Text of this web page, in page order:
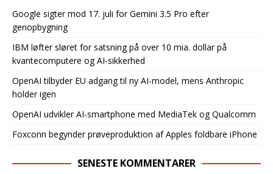
Google sigter mod 17. juli for Gemini 3.5 Pro efter
genopbygning
IBM løfter sløret for satsning på over 10 mia. dollar på
kvantecomputere og AI-sikkerhed
OpenAI tilbyder EU adgang til ny AI-model, mens Anthropic
holder igen
OpenAI udvikler AI-smartphone med MediaTek og Qualcomm
Foxconn begynder prøveproduktion af Apples foldbare iPhone
SENESTE KOMMENTARER